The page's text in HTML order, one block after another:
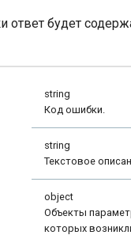
ответ будет
string
Код ошибки.
string
Текстовое
object
Объекты
которых